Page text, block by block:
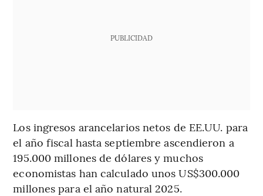
PUBLICIDAD
Los ingresos arancelarios netos de EE.UU. para
el año fiscal hasta septiembre ascendieron a
195.000 millones de dólares y muchos
economistas han calculado unos US$300.000
millones para el año natural 2025.